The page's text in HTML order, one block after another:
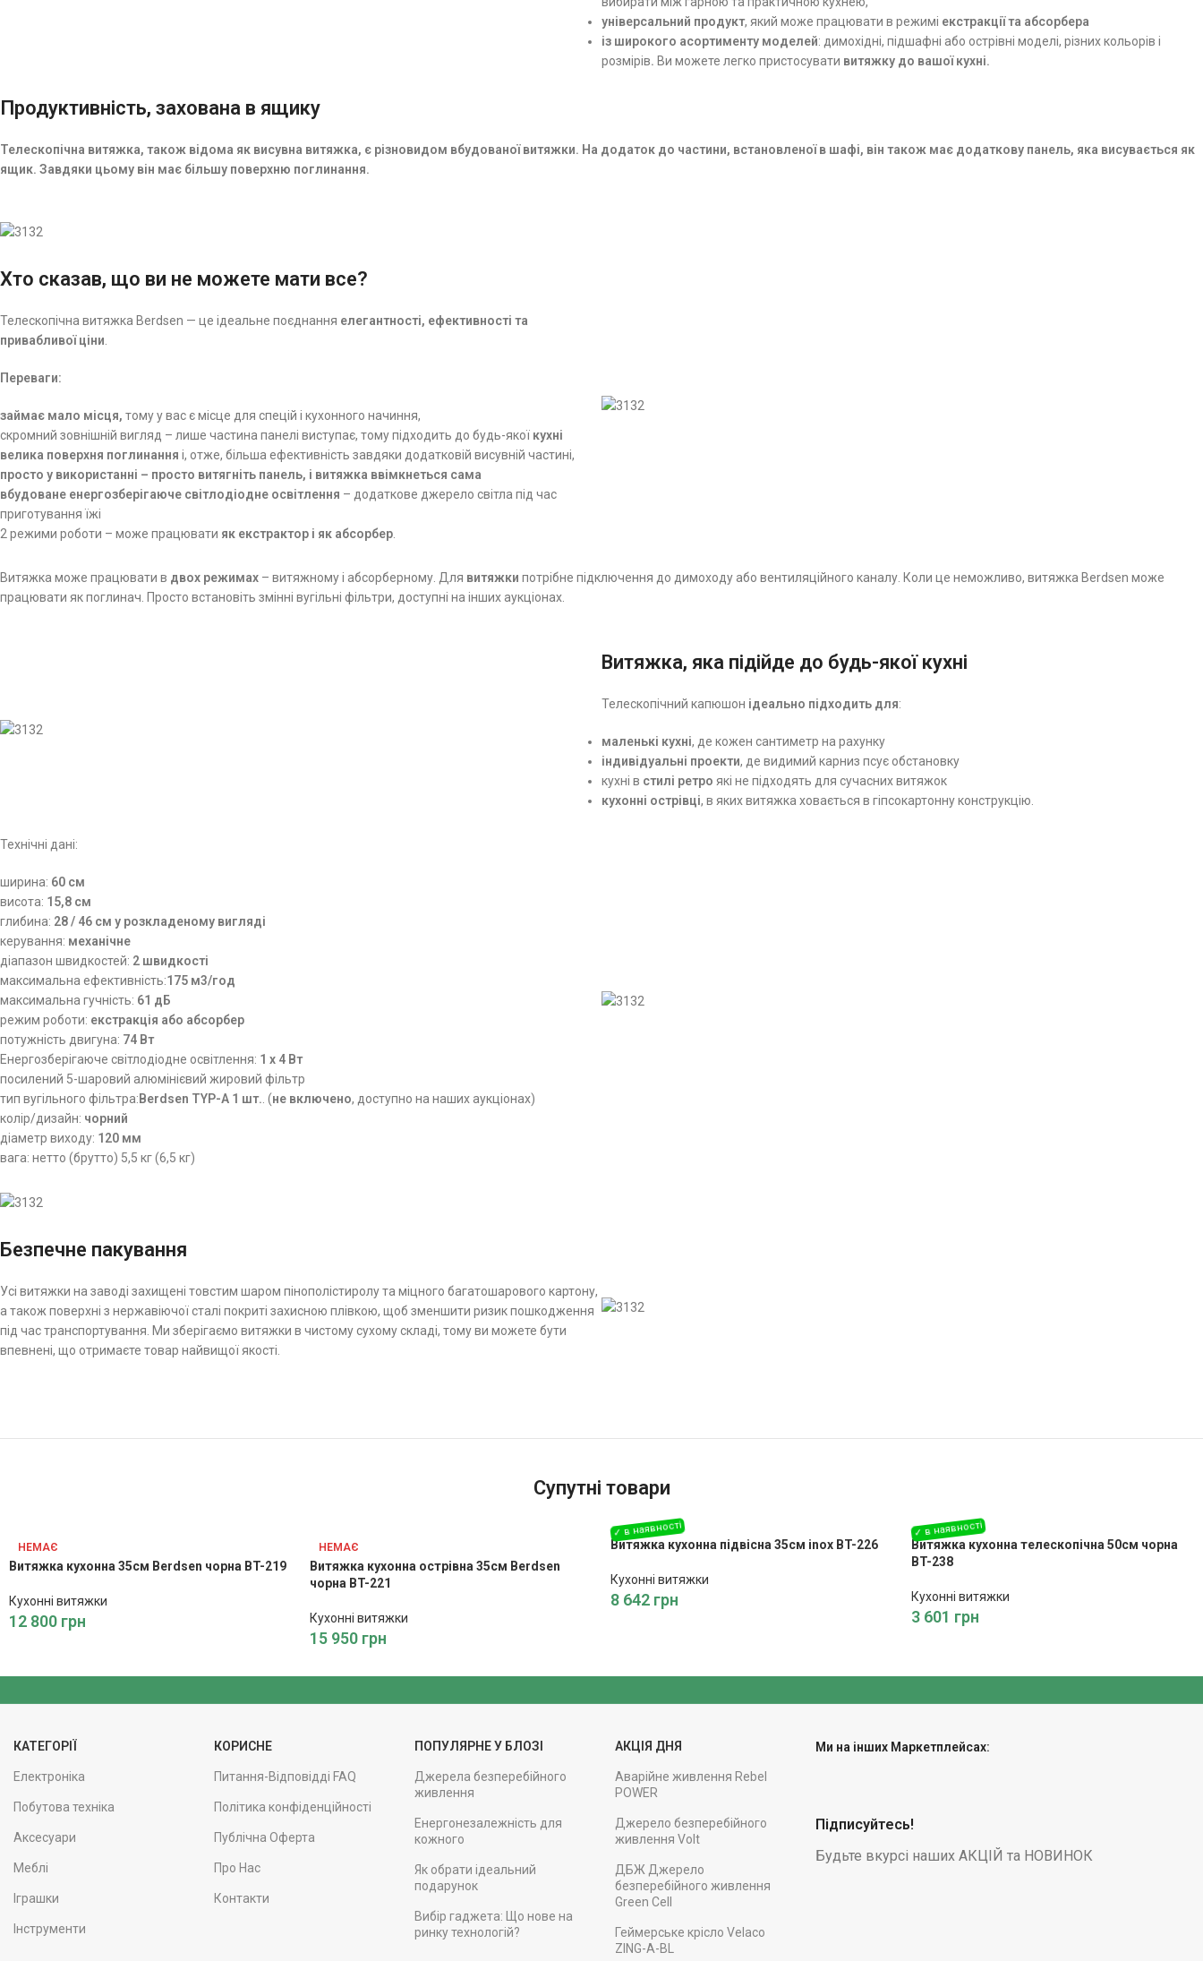
універсальний продукт, який може працювати в режимі екстракції та абсорбера
із широкого асортименту моделей: димохідні, підшафні або острівні моделі, різних кольорів і
розмірів. Ви можете легко пристосувати витяжку до вашої кухні.
Продуктивність, захована в ящику
Телескопічна витяжка, також відома як висувна витяжка, є різновидом вбудованої витяжки. На додаток до частини, встановленої в шафі, він також має додаткову панель, яка висувається як
ящик. Завдяки цьому він має більшу поверхню поглинання.
Хто сказав, що ви не можете мати все?
Телескопічна витяжка Berdsen — це ідеальне поєднання елегантності, ефективності та
привабливої ​​ціни
Переваги:
займає мало місця, тому у вас є місце для спецій і кухонного начиння,
скромний зовнішній вигляд – лише частина панелі виступає, тому підходить до будь-якої кухні
велика поверхня поглинання і, отже, більша ефективність завдяки додатковій висувній частині,
просто у використанні – просто витягніть панель, і витяжка ввімкнеться сама
вбудоване енергозберігаюче світлодіодне освітлення – додаткове джерело світла під час
приготування їжі
2 режими роботи – може працювати як екстрактор і як абсорбер
Витяжка може працювати в двох режимах – витяжному і абсорберному. Для витяжки потрібне підключення до димоходу або вентиляційного каналу. Коли це неможливо, витяжка Berdsen може
працювати як поглинач. Просто встановіть змінні вугільні фільтри, доступні на інших аукціонах.
Витяжка, яка підійде до будь-якої кухні
Телескопічний капюшон ідеально підходить для:
маленькі кухні, де кожен сантиметр на рахунку
індивідуальні проекти, де видимий карниз псує обстановку
кухні в стилі ретро які не підходять для сучасних витяжок
кухонні острівці, в яких витяжка ховається в гіпсокартонну конструкцію.
Технічні дані:
ширина: 60 см
висота: 15,8 см
глибина: 28 / 46 см у розкладеному вигляді
керування: механічне
діапазон швидкостей: 2 швидкості
максимальна ефективність:175 м3/год
максимальна гучність: 61 дБ
режим роботи: екстракція або абсорбер
потужність двигуна: 74 Вт
Енергозберігаюче світлодіодне освітлення: 1 x 4 Вт
посилений 5-шаровий алюмінієвий жировий фільтр
тип вугільного фільтра:Berdsen TYP-A 1 шт. . (не включено, доступно на наших аукціонах)
колір/дизайн: чорний
діаметр виходу: 120 мм
вага: нетто (брутто) 5,5 кг (6,5 кг)
Безпечне пакування
Усі витяжки на заводі захищені товстим шаром пінополістиролу та міцного багатошарового картону,
а також поверхні з нержавіючої сталі покриті захисною плівкою, щоб зменшити ризик пошкодження
під час транспортування. Ми зберігаємо витяжки в чистому сухому складі, тому ви можете бути
впевнені, що отримаєте товар найвищої якості.
Супутні товари
НЕМАЄ
Витяжка кухонна 35см Berdsen чорна BT-219
Кухонні витяжки
12 800 грн
НЕМАЄ
Витяжка кухонна острівна 35см Berdsen
чорна BT-221
Кухонні витяжки
15 950 грн
Витяжка кухонна підвісна 35см inox BT-226
Кухонні витяжки
8 642 грн
Витяжка кухонна телескопічна 50см чорна
BT-238
Кухонні витяжки
3 601 грн
КАТЕГОРІЇ
Електроніка
Побутова техніка
Аксесуари
Меблі
Іграшки
Інструменти
КОРИСНЕ
Питання-Відповідді FAQ
Політика конфіденційності
Публічна Оферта
Про Нас
Контакти
ПОПУЛЯРНЕ У БЛОЗІ
Джерела безперебійного
живлення
Енергонезалежність для
кожного
Як обрати ідеальний
подарунок
Вибір гаджета: Що нове на
ринку технологій?
АКЦІЯ ДНЯ
Аварійне живлення Rebel
POWER
Джерело безперебійного
живлення Volt
ДБЖ Джерело
безперебійного живлення
Green Cell
Геймерське крісло Velaco
ZING-A-BL
Ми на інших Маркетплейсах:
Підписуйтесь!
Будьте вкурсі наших АКЦІЙ та НОВИНОК